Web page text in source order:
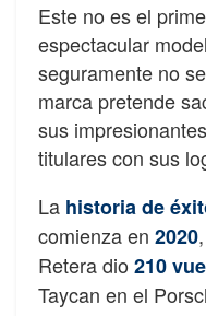
Este no es el
espectacular
seguramente no
marca pretende
sus
titulares con sus
La historia de
comienza en 2020
Retera dio 210
Taycan en el